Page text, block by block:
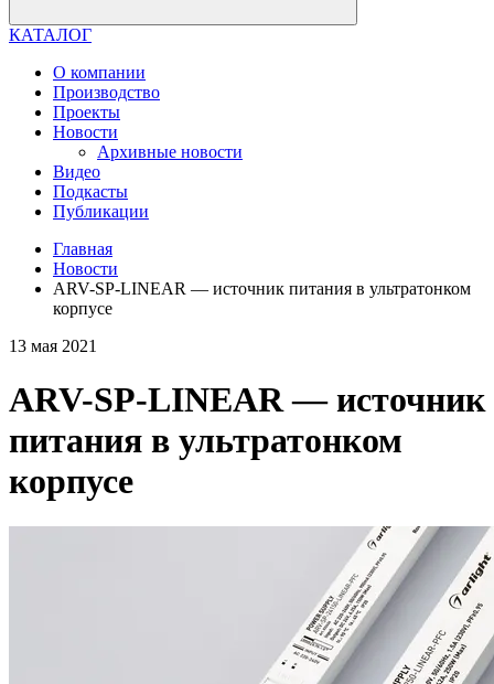
КАТАЛОГ
О компании
Производство
Проекты
Новости
Архивные новости
Видео
Подкасты
Публикации
Главная
Новости
ARV-SP-LINEAR — источник питания в ультратонком
корпусе
13 мая 2021
ARV-SP-LINEAR — источник
питания в ультратонком
корпусе